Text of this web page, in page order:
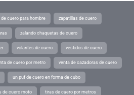
cuero para hombre zapatillas de cuero
zalando chaquetas de cuero
volantes de cuero vestidos de cuero
de cuero por metro venta de cazadoras de cuero
un puf de cuero en forma de cubo
de cuero moto tiras de cuero por metros